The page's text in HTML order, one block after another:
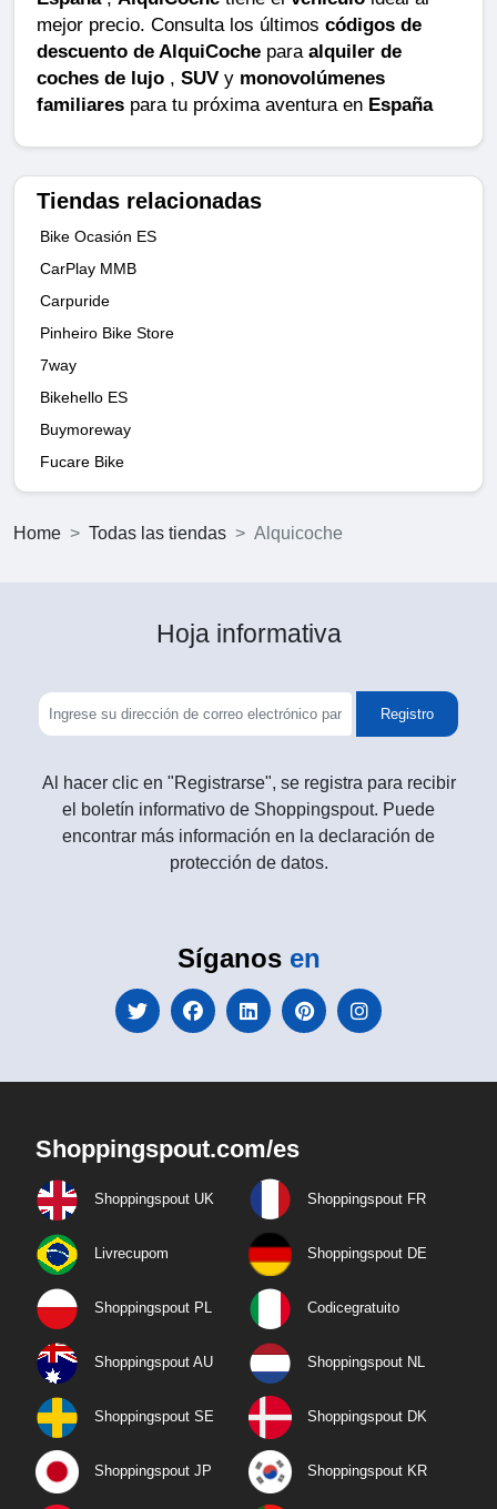
mejor precio. Consulta los últimos códigos de
descuento de AlquiCoche para alquiler de
coches de lujo , SUV y monovolúmenes
familiares para tu próxima aventura en España
Tiendas relacionadas
Bike Ocasión ES
CarPlay MMB
Carpuride
Pinheiro Bike Store
7way
Bikehello ES
Buymoreway
Fucare Bike
Home Todas las tiendas Alquicoche
Hoja informativa
Registro
Al hacer clic en "Registrarse", se registra para recibir
el boletín informativo de Shoppingspout. Puede
encontrar más información en la declaración de
protección de datos.
Síganos en
Shoppingspout.com/es
Shoppingspout UK Shoppingspout FR
Livrecupom Shoppingspout DE
Shoppingspout PL Codicegratuito
Shoppingspout AU Shoppingspout NL
Shoppingspout SE Shoppingspout DK
Shoppingspout JP Shoppingspout KR